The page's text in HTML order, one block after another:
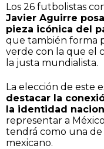
Los 26 futbolistas
Javier Aguirre
pieza icónica del
que también forma
verde con la que el
la justa mundialista.
La elección de este
destacar la
la identidad
representar a
tendrá como una de
mexicano.